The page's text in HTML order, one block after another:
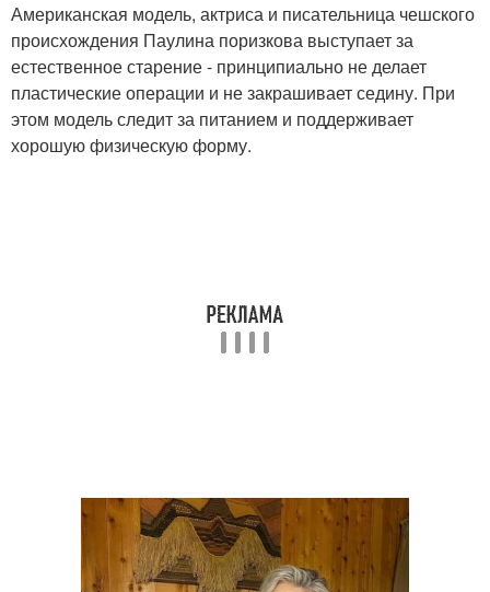
Американская модель, актриса и писательница чешского
происхождения Паулина поризкова выступает за
естественное старение - принципиально не делает
пластические операции и не закрашивает седину. При
этом модель следит за питанием и поддерживает
хорошую физическую форму.